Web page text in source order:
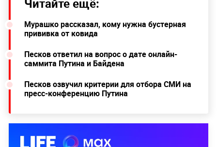
Читайте ещё:
Мурашко рассказал, кому нужна бустерная
прививка от ковида
Песков ответил на вопрос о дате онлайн-
саммита Путина и Байдена
Песков озвучил критерии для отбора СМИ на
пресс-конференцию Путина